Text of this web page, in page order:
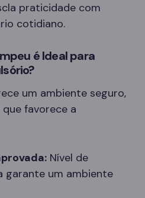
praticidade com
cotidiano.
é Ideal para
um ambiente seguro,
favorece a
Nível de
garante um ambiente